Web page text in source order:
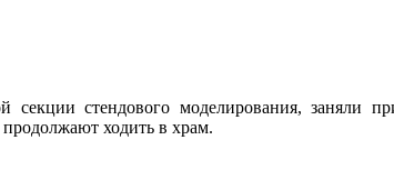
секции стендового моделирования, заняли
ходить в храм.